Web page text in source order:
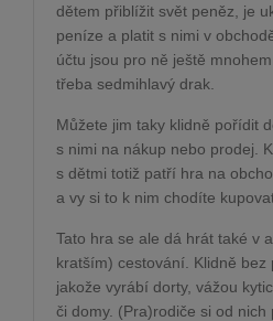
dětem přiblížit svět peněz, je
peníze a platit s nimi v
účtu jsou pro ně ještě
třeba sedmihlavý drak.
Můžete jim taky klidně pořídit
s nimi na nákup nebo prodej.
s dětmi totiž patří hra na
a vy si to k nim chodíte
Tato hra se ale dá hrát také v
kratším) cestování. Klidně bez
jakože vyrábí dorty, vážou
či domy. (Pra)rodiče si od nich